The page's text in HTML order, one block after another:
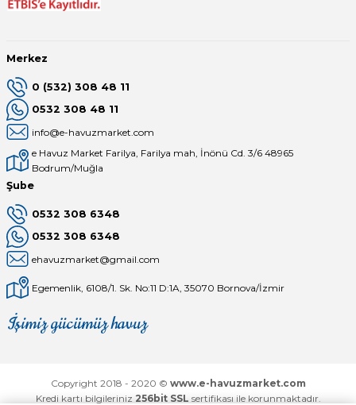
Merkez
0 (532) 308 48 11
0532 308 48 11
info@e-havuzmarket.com
e Havuz Market Farilya, Farilya mah, İnönü Cd. 3/6 48965
Bodrum/Muğla
Şube
0532 308 6348
0532 308 6348
ehavuzmarket@gmail.com
Egemenlik, 6108/1. Sk. No:11 D:1A, 35070 Bornova/İzmir
İşimiz gücümüz havuz
Mağaza
Depomuz
Copyright 2018 - 2020 © www.e-havuzmarket.com
Kredi kartı bilgileriniz 256bit SSL sertifikası ile korunmaktadır.